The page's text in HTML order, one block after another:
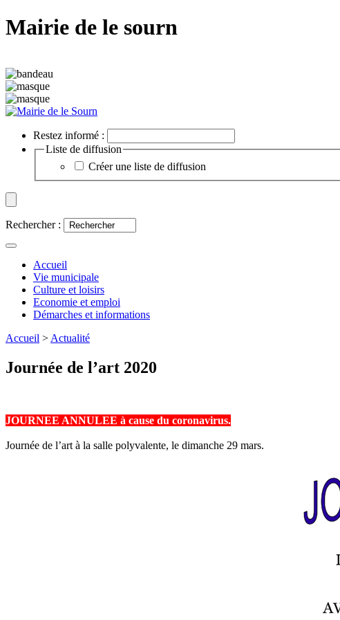
Mairie de le sourn
Restez informé :
Liste de diffusion
Créer une liste de diffusion
Rechercher :
Accueil
Vie municipale
Culture et loisirs
Economie et emploi
Démarches et informations
Accueil >Actualité
Journée de l’art 2020
JOURNEE ANNULEE à cause du coronavirus.
Journée de l’art à la salle polyvalente, le dimanche 29 mars.